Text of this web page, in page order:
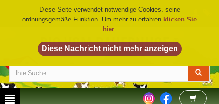
BIO VOM BAUERNHOF©
Diese Seite verwendet notwendige Cookies. seine
ordnungsgemäße Funktion. Um mehr zu erfahren klicken Sie
hier.